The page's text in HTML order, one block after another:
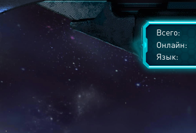
Всего:
Онлайн:
Язык: